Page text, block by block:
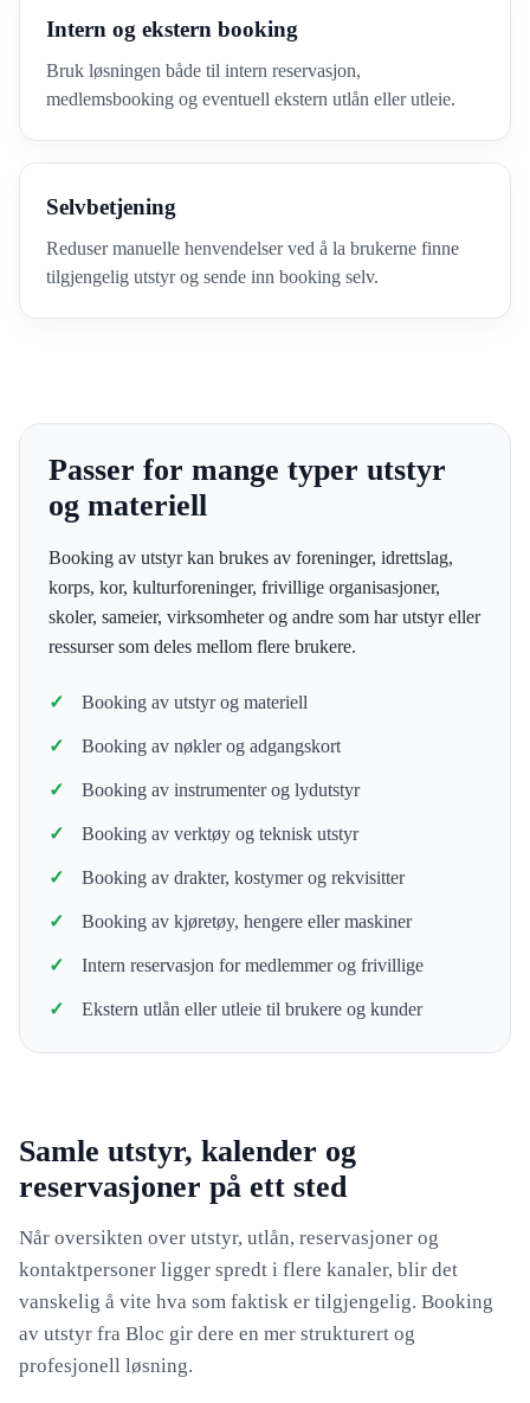
Intern og ekstern booking
Bruk løsningen både til intern reservasjon,
medlemsbooking og eventuell ekstern utlån eller utleie.
Selvbetjening
Reduser manuelle henvendelser ved å la brukerne finne
tilgjengelig utstyr og sende inn booking selv.
Passer for mange typer utstyr
og materiell
Booking av utstyr kan brukes av foreninger, idrettslag,
korps, kor, kulturforeninger, frivillige organisasjoner,
skoler, sameier, virksomheter og andre som har utstyr eller
ressurser som deles mellom flere brukere.
Booking av utstyr og materiell
Booking av nøkler og adgangskort
Booking av instrumenter og lydutstyr
Booking av verktøy og teknisk utstyr
Booking av drakter, kostymer og rekvisitter
Booking av kjøretøy, hengere eller maskiner
Intern reservasjon for medlemmer og frivillige
Ekstern utlån eller utleie til brukere og kunder
Samle utstyr, kalender og
reservasjoner på ett sted
Når oversikten over utstyr, utlån, reservasjoner og
kontaktpersoner ligger spredt i flere kanaler, blir det
vanskelig å vite hva som faktisk er tilgjengelig. Booking
av utstyr fra Bloc gir dere en mer strukturert og
profesjonell løsning.